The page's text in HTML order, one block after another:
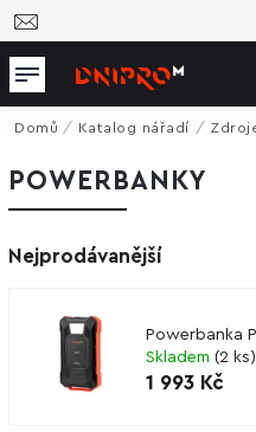
Domů / Katalog nářadí /
POWERBANKY
Nejprodávanější
Powerbanka
Skladem (2 ks)
1 993 Kč